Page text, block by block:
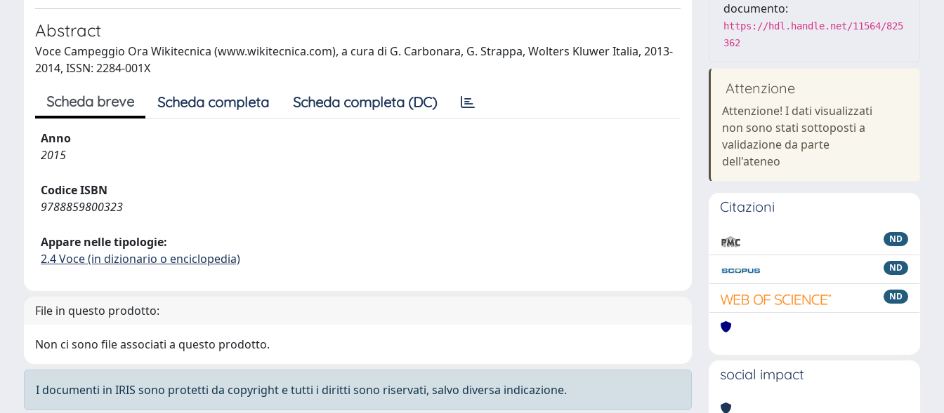
Abstract
Voce Campeggio Ora Wikitecnica (www.wikitecnica.com), a cura di G. Carbonara, G. Strappa, Wolters Kluwer Italia, 2013-
2014, ISSN: 2284-001X
Scheda breve Scheda completa Scheda completa (DC)
Anno
2015
Codice ISBN
9788859800323
Appare nelle tipologie:
2.4 Voce (in dizionario o enciclopedia)
File in questo prodotto:
Non ci sono file associati a questo prodotto.
I documenti in IRIS sono protetti da copyright e tutti i diritti sono riservati, salvo diversa indicazione.
documento:
https://hdl.handle.net/11564/825
362
Attenzione
Attenzione! I dati visualizzati
non sono stati sottoposti a
validazione da parte
dell'ateneo
Citazioni
ND
ND
ND
social impact